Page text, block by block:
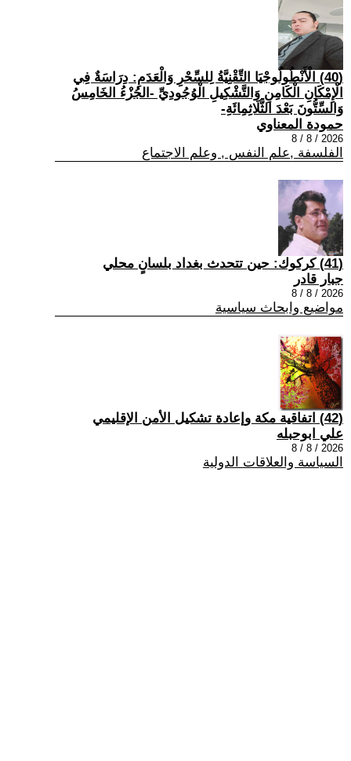
(40) الْأَنْطُولُوجْيَا التِّقْنِيَّةُ لِلسِّحْرِ وَالْعَدَمِ: دِرَاسَةٌ فِي
الْإِمْكَانِ الْكَامِنِ وَالتَّشْكِيلِ الْوُجُودِيِّ -الجُزْءُ الخَامِسُ
وَالسِّتُّونَ بَعْدَ الثَّلَاثِمِائَةِ-
حمودة المعناوي
2026 / 8 / 8
الفلسفة ,علم النفس , وعلم الاجتماع
(41) كركوك: حين تتحدث بغداد بلسانٍ محلي
جبار قادر
2026 / 8 / 8
مواضيع وابحاث سياسية
(42) اتفاقية مكة وإعادة تشكيل الأمن الإقليمي
علي ابوحبله
2026 / 8 / 8
السياسة والعلاقات الدولية